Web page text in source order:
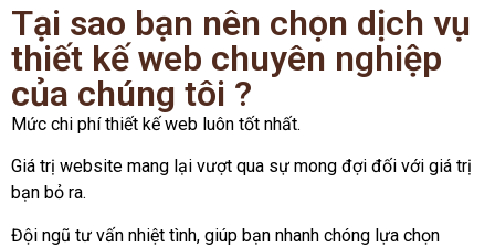
Tại sao bạn nên chọn dịch vụ
thiết kế web chuyên nghiệp
của chúng tôi ?
Mức chi phí thiết kế web luôn tốt nhất.
Giá trị website mang lại vượt qua sự mong đợi đối với giá trị
bạn bỏ ra.
Đội ngũ tư vấn nhiệt tình, giúp bạn nhanh chóng lựa chọn